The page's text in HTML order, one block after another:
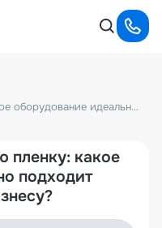
Упаковка в пузырчатую пленку: какое оборудование идеально подходит малому и среднему бизнесу?
пленку: какое
подходит